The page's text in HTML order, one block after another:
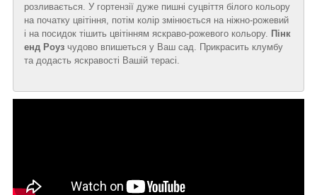
розливається. У гортензії дуже пишні суцвіття білого кольору
на початку цвітіння, потім колір змінюється на ніжно-рожевий
і на посидок тішить цвітінням яскраво-рожевого кольору. Пінк
енд Роуз чудово впишеться у Ваш сад. Прикрасить клумбу
та додасть яскравості Вашій терасі.